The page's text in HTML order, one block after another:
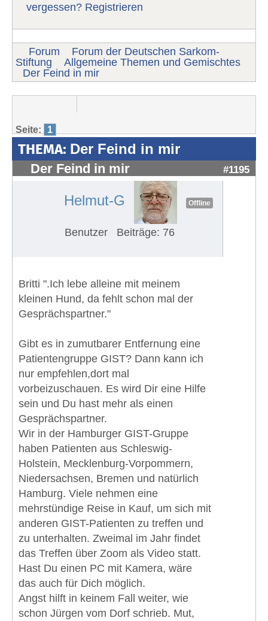
vergessen? Registrieren
Forum
Forum der Deutschen Sarkom-
Stiftung
Allgemeine Themen und Gemischtes
Der Feind in mir
Seite: 1
THEMA: Der Feind in mir
Der Feind in mir #1195
Helmut-G Offline
Benutzer Beiträge: 76
Britti ".Ich lebe alleine mit meinem
kleinen Hund, da fehlt schon mal der
Gesprächspartner."
Gibt es in zumutbarer Entfernung eine
Patientengruppe GIST? Dann kann ich
nur empfehlen,dort mal
vorbeizuschauen. Es wird Dir eine Hilfe
sein und Du hast mehr als einen
Gesprächspartner.
Wir in der Hamburger GIST-Gruppe
haben Patienten aus Schleswig-
Holstein, Mecklenburg-Vorpommern,
Niedersachsen, Bremen und natürlich
Hamburg. Viele nehmen eine
mehrstündige Reise in Kauf, um sich mit
anderen GIST-Patienten zu treffen und
zu unterhalten. Zweimal im Jahr findet
das Treffen über Zoom als Video statt.
Hast Du einen PC mit Kamera, wäre
das auch für Dich möglich.
Angst hilft in keinem Fall weiter, wie
schon Jürgen vom Dorf schrieb. Mut,